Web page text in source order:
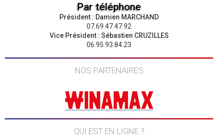
Par téléphone
Président : Damien MARCHAND
07.69.47.47.92
Vice Président : Sébastien CRUZILLES
06.95.93.84.23
NOS PARTENAIRES
QUI EST EN LIGNE ?